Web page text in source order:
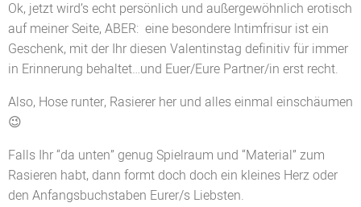
Ok, jetzt wird’s echt persönlich und außergewöhnlich erotisch
auf meiner Seite, ABER: eine besondere Intimfrisur ist ein
Geschenk, mit der Ihr diesen Valentinstag definitiv für immer
in Erinnerung behaltet…und Euer/Eure Partner/in erst recht.
Also, Hose runter, Rasierer her und alles einmal einschäumen
😉
Falls Ihr “da unten” genug Spielraum und “Material” zum
Rasieren habt, dann formt doch doch ein kleines Herz oder
den Anfangsbuchstaben Eurer/s Liebsten.